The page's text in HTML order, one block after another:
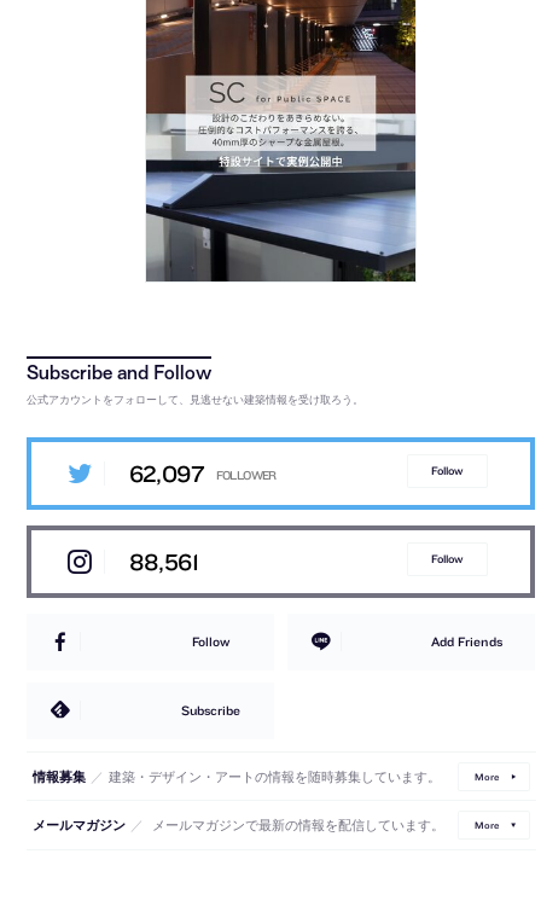
公式アカウントをフォローして、見逃せない建築情報を受け取ろう。
62,097 Follow
88,561 Follow
Follow Add Friends
Subscribe
情報募集 ／ 建築・デザイン・アートの情報を随時募集しています。 More
メールマガジン ／ メールマガジンで最新の情報を配信しています。 More